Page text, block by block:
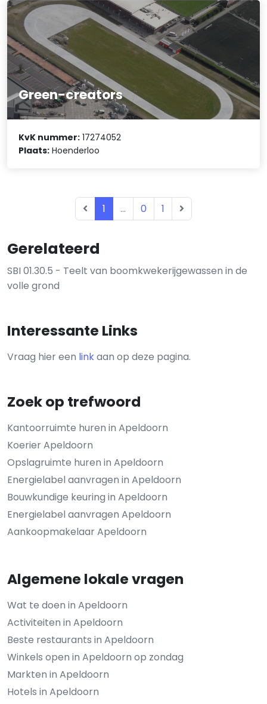
Gerelateerd
SBI 01.30.5 - Teelt van boomkwekerijgewassen in de
volle grond
Interessante Links
Vraag hier een linkaan op deze pagina.
Zoek op trefwoord
Kantoorruimte huren in Apeldoorn
Koerier Apeldoorn
Opslagruimte huren in Apeldoorn
Energielabel aanvragen in Apeldoorn
Bouwkundige keuring in Apeldoorn
Energielabel aanvragen Apeldoorn
Aankoopmakelaar Apeldoorn
Algemene lokale vragen
Wat te doen in Apeldoorn
Activiteiten in Apeldoorn
Beste restaurants in Apeldoorn
Winkels open in Apeldoorn op zondag
Markten in Apeldoorn
Hotels in Apeldoorn
Green-creators
KvK nummer: 17274052
Plaats: Hoenderloo
1 ... 0 1